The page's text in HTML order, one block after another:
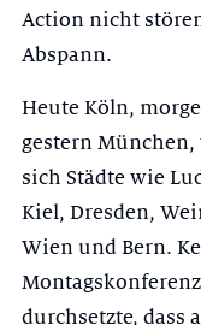
Action nicht
Abspann.
Heute Köln,
gestern
sich Städte wie
Kiel, Dresden,
Wien und Bern.
durchsetzte, dass